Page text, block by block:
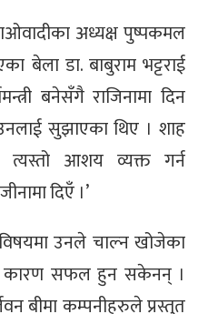
अध्यक्ष पुष्पकमल
बेला डा. बाबुराम भट्टराई
बनेसँगै राजिनामा दिन
सुझाएका थिए । शाह
त्यस्तो आशय व्यक्त गर्न
दिएँ ।’
उनले चाल्न खोजेका
कारण सफल हुन सकेनन् ।
बीमा कम्पनीहरुले प्रस्तुत